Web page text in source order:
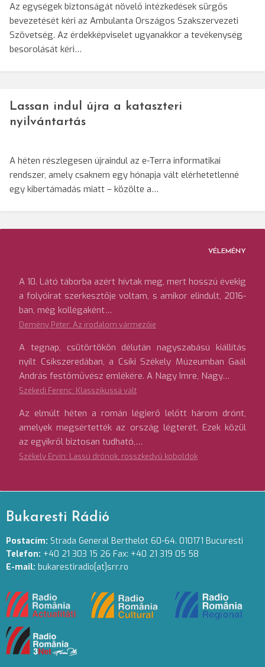
Az egységek biztonságát növelő intézkedések sürgős
bevezetését kéri az Ambulanta Országos Szakszervezeti
Szövetség. Az érdekképviselet ugyanakkor a tevékenység
besorolását kéri…
Lassan indul újra a kataszteri
nyilvántartás
A héten részlegesen újraindul az e-Terra informatikai
rendszer, amely csaknem egy hónapja vált elérhetetlenné
egy kibertámadás miatt – közölte a…
VÉLEMÉNY
A 10. Látó táborba azért hívtak meg, mert hosszú évekig
a folyóirat szerkesztője voltam, s amikor elindult, 2016-
ban, még kollégaként…
Demény Péter: Az irodalom vármezője
A tegnap, csütörtökön délután nagyszabású kiállítás
nyílt Csíkszeredában, a Csíki Székely Múzeumban Gaál
András festőművész emlékére. A Nagy Imre, Nagy…
Székedi Ferenc: Klasszikussá vált
Az elmúlt héten a román légierő lelőtt három drónt,
amelyek megsértették az ország légterét. Ezek közül
az egyikről biztosan tudható,…
Székely Ervin: Lassú drónok, rosszkedvű koboldok
Bukaresti Rádió
Postacím: Strada General Berthelot 60-64. 010171 Bucuresti
Telefon: +40 21 303 15 26 Fax: +40 21 319 05 58
E-mail: bukarestiradio[at]srr.ro